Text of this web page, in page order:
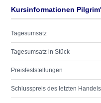
Kursinformationen
Tagesumsatz
Tagesumsatz in Stück
Preisfeststellungen
Schlusspreis des letzten